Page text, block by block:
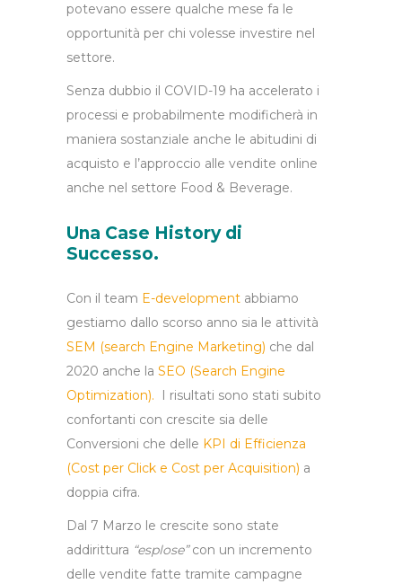
potevano essere qualche mese fa le
opportunità per chi volesse investire nel
settore.
Senza dubbio il COVID-19 ha accelerato i
processi e probabilmente modificherà in
maniera sostanziale anche le abitudini di
acquisto e l’approccio alle vendite online
anche nel settore Food & Beverage.
Una Case History di
Successo.
Con il team E-development abbiamo
gestiamo dallo scorso anno sia le attività
SEM (search Engine Marketing) che dal
2020 anche la SEO (Search Engine
Optimization).
I risultati sono stati subito
confortanti con crescite sia delle
Conversioni che delle KPI di Efficienza
(Cost per Click e Cost per Acquisition) a
doppia cifra.
Dal 7 Marzo le crescite sono state
addirittura “esplose”con un incremento
delle vendite fatte tramite campagne